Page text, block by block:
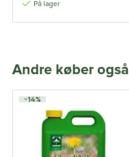
På lager
Andre køber også
-14%